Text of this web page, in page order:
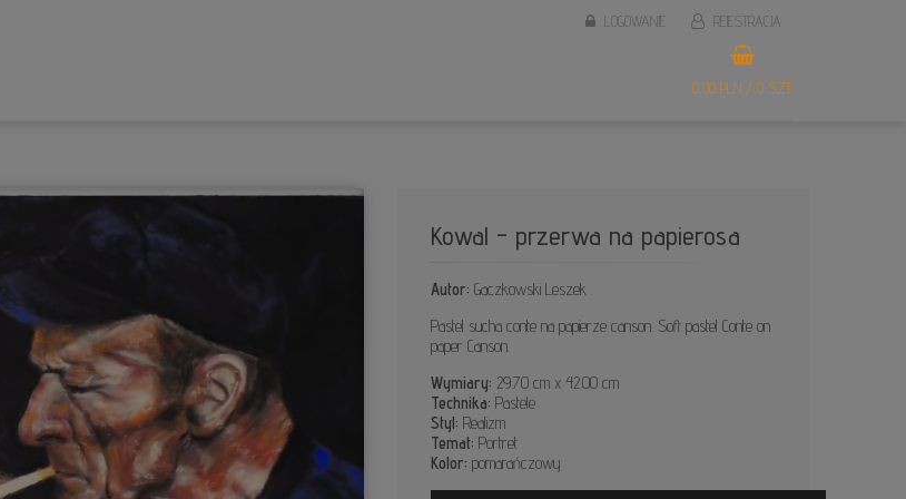
LOGOWANIE REJESTRACJA
0,00 PLN / 0 SZT.
Kowal - przerwa na papierosa
Autor: Gaczkowski Leszek
Pastel sucha conte na papierze canson. Soft pastel Conte on
paper Canson.
Wymiary: 29.70 cm x 42.00 cm
Technika: Pastele
Styl: Realizm
Temat: Portret
Kolor: pomarańczowy